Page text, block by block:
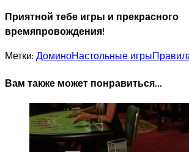
Приятной тебе игры и прекрасного
времяпровождения!
Метки: ДоминоНастольные игры
Вам также может понравиться...